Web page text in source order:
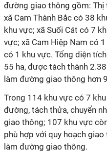
đường giao thông gồm:
xã Cam Thành Bắc có 38
khu vực; xã Suối Cát có 7
vực; xã Cam Hiệp Nam có
có 1 khu vực. Tổng diện
55 ha, được tách thành
làm đường giao thông hơn
Trong 114 khu vực có 7
đường, tách thửa, chuyển
giao thông; 107 khu vực
phù hợp với quy hoạch
làm đường giao thông.